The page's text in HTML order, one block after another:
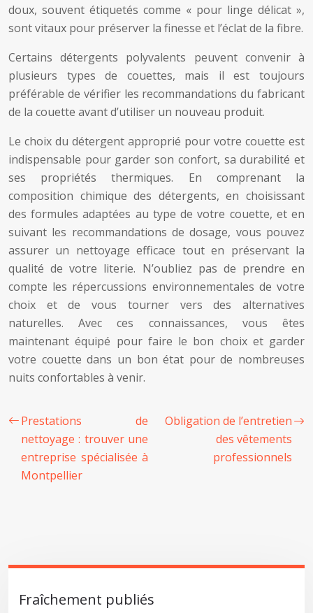
doux, souvent étiquetés comme « pour linge délicat »,
sont vitaux pour préserver la finesse et l’éclat de la fibre.
Certains détergents polyvalents peuvent convenir à
plusieurs types de couettes, mais il est toujours
préférable de vérifier les recommandations du fabricant
de la couette avant d’utiliser un nouveau produit.
Le choix du détergent approprié pour votre couette est
indispensable pour garder son confort, sa durabilité et
ses propriétés thermiques. En comprenant la
composition chimique des détergents, en choisissant
des formules adaptées au type de votre couette, et en
suivant les recommandations de dosage, vous pouvez
assurer un nettoyage efficace tout en préservant la
qualité de votre literie. N’oubliez pas de prendre en
compte les répercussions environnementales de votre
choix et de vous tourner vers des alternatives
naturelles. Avec ces connaissances, vous êtes
maintenant équipé pour faire le bon choix et garder
votre couette dans un bon état pour de nombreuses
nuits confortables à venir.
Prestations de
nettoyage : trouver une
entreprise spécialisée à
Montpellier
Obligation de l’entretien
des vêtements
professionnels
Fraîchement publiés